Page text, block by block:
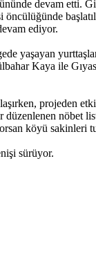
devam etti.
ediyor.
yaşayan
Kaya ile
projeden
düzenlenen nöbet
köyü sakinleri
sürüyor.